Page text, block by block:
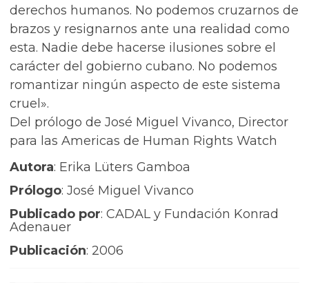
derechos humanos. No podemos cruzarnos de
brazos y resignarnos ante una realidad como
esta. Nadie debe hacerse ilusiones sobre el
carácter del gobierno cubano. No podemos
romantizar ningún aspecto de este sistema
cruel».
Del prólogo de José Miguel Vivanco, Director
para las Americas de Human Rights Watch
Autora: Erika Lüters Gamboa
Prólogo: José Miguel Vivanco
Publicado por: CADAL y Fundación Konrad
Adenauer
Publicación: 2006